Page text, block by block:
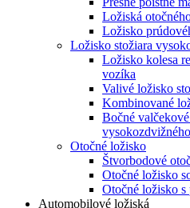
Ložiská
Ložisko
Ložisko stožiara
Ložisko kolesa
vozíka
Valivé ložisko
Kombinované
Bočné
Otočné ložisko
Štvorbodové
Otočné ložisko
Otočné ložisko
Automobilové ložiská